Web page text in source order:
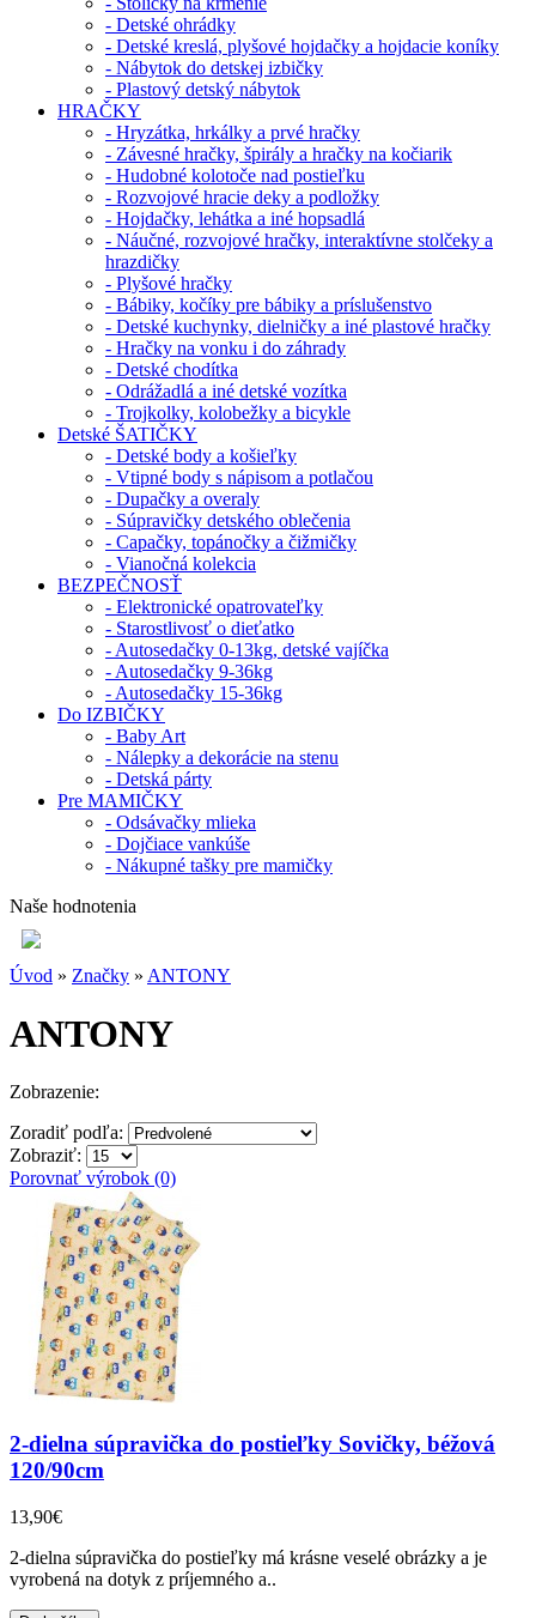
- Detské ohrádky
- Detské kreslá, plyšové hojdačky a hojdacie koníky
- Nábytok do detskej izbičky
- Plastový detský nábytok
HRAČKY
- Hryzátka, hrkálky a prvé hračky
- Závesné hračky, špirály a hračky na kočiarik
- Hudobné kolotoče nad postieľku
- Rozvojové hracie deky a podložky
- Hojdačky, lehátka a iné hopsadlá
- Náučné, rozvojové hračky, interaktívne stolčeky a
hrazdičky
- Plyšové hračky
- Bábiky, kočíky pre bábiky a príslušenstvo
- Detské kuchynky, dielničky a iné plastové hračky
- Hračky na vonku i do záhrady
- Detské chodítka
- Odrážadlá a iné detské vozítka
- Trojkolky, kolobežky a bicykle
Detské ŠATIČKY
- Detské body a košieľky
- Vtipné body s nápisom a potlačou
- Dupačky a overaly
- Súpravičky detského oblečenia
- Capačky, topánočky a čižmičky
- Vianočná kolekcia
BEZPEČNOSŤ
- Elektronické opatrovateľky
- Starostlivosť o dieťatko
- Autosedačky 0-13kg, detské vajíčka
- Autosedačky 9-36kg
- Autosedačky 15-36kg
Do IZBIČKY
- Baby Art
- Nálepky a dekorácie na stenu
- Detská párty
Pre MAMIČKY
- Odsávačky mlieka
- Dojčiace vankúše
- Nákupné tašky pre mamičky
Naše hodnotenia
Úvod » Značky » ANTONY
ANTONY
Zobrazenie:
Zoradiť podľa:
Zobraziť:
Porovnať výrobok (0)
2-dielna súpravička do postieľky Sovičky, béžová
120/90cm
13,90€
2-dielna súpravička do postieľky má krásne veselé obrázky a je
vyrobená na dotyk z príjemného a..